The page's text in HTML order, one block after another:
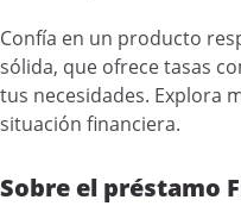
Confía en un producto
sólida, que ofrece tasas
tus necesidades. Explora
situación financiera.
Sobre el préstamo